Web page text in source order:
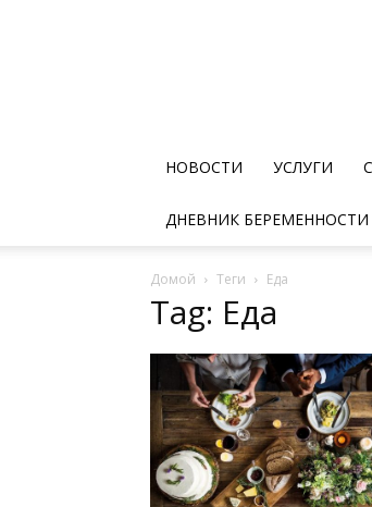
НОВОСТИ УСЛУГИ
ДНЕВНИК БЕРЕМЕННОСТИ
Домой Теги Еда
Tag: Еда